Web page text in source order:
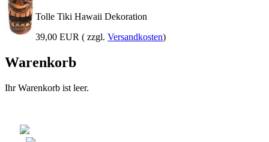
Tolle Tiki Hawaii Dekoration
39,00 EUR ( zzgl. Versandkosten)
Warenkorb
Ihr Warenkorb ist leer.